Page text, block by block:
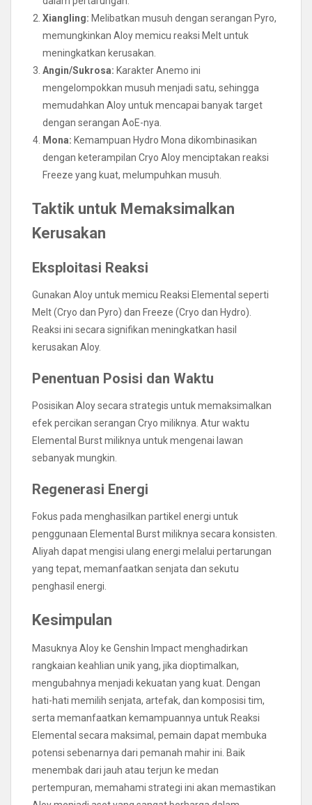
Xiangling: Melibatkan musuh dengan serangan Pyro,
memungkinkan Aloy memicu reaksi Melt untuk
meningkatkan kerusakan.
Angin/Sukrosa: Karakter Anemo ini
mengelompokkan musuh menjadi satu, sehingga
memudahkan Aloy untuk mencapai banyak target
dengan serangan AoE-nya.
Mona: Kemampuan Hydro Mona dikombinasikan
dengan keterampilan Cryo Aloy menciptakan reaksi
Freeze yang kuat, melumpuhkan musuh.
Taktik untuk Memaksimalkan
Kerusakan
Eksploitasi Reaksi
Gunakan Aloy untuk memicu Reaksi Elemental seperti
Melt (Cryo dan Pyro) dan Freeze (Cryo dan Hydro).
Reaksi ini secara signifikan meningkatkan hasil
kerusakan Aloy.
Penentuan Posisi dan Waktu
Posisikan Aloy secara strategis untuk memaksimalkan
efek percikan serangan Cryo miliknya. Atur waktu
Elemental Burst miliknya untuk mengenai lawan
sebanyak mungkin.
Regenerasi Energi
Fokus pada menghasilkan partikel energi untuk
penggunaan Elemental Burst miliknya secara konsisten.
Aliyah dapat mengisi ulang energi melalui pertarungan
yang tepat, memanfaatkan senjata dan sekutu
penghasil energi.
Kesimpulan
Masuknya Aloy ke Genshin Impact menghadirkan
rangkaian keahlian unik yang, jika dioptimalkan,
mengubahnya menjadi kekuatan yang kuat. Dengan
hati-hati memilih senjata, artefak, dan komposisi tim,
serta memanfaatkan kemampuannya untuk Reaksi
Elemental secara maksimal, pemain dapat membuka
potensi sebenarnya dari pemanah mahir ini. Baik
menembak dari jauh atau terjun ke medan
pertempuran, memahami strategi ini akan memastikan